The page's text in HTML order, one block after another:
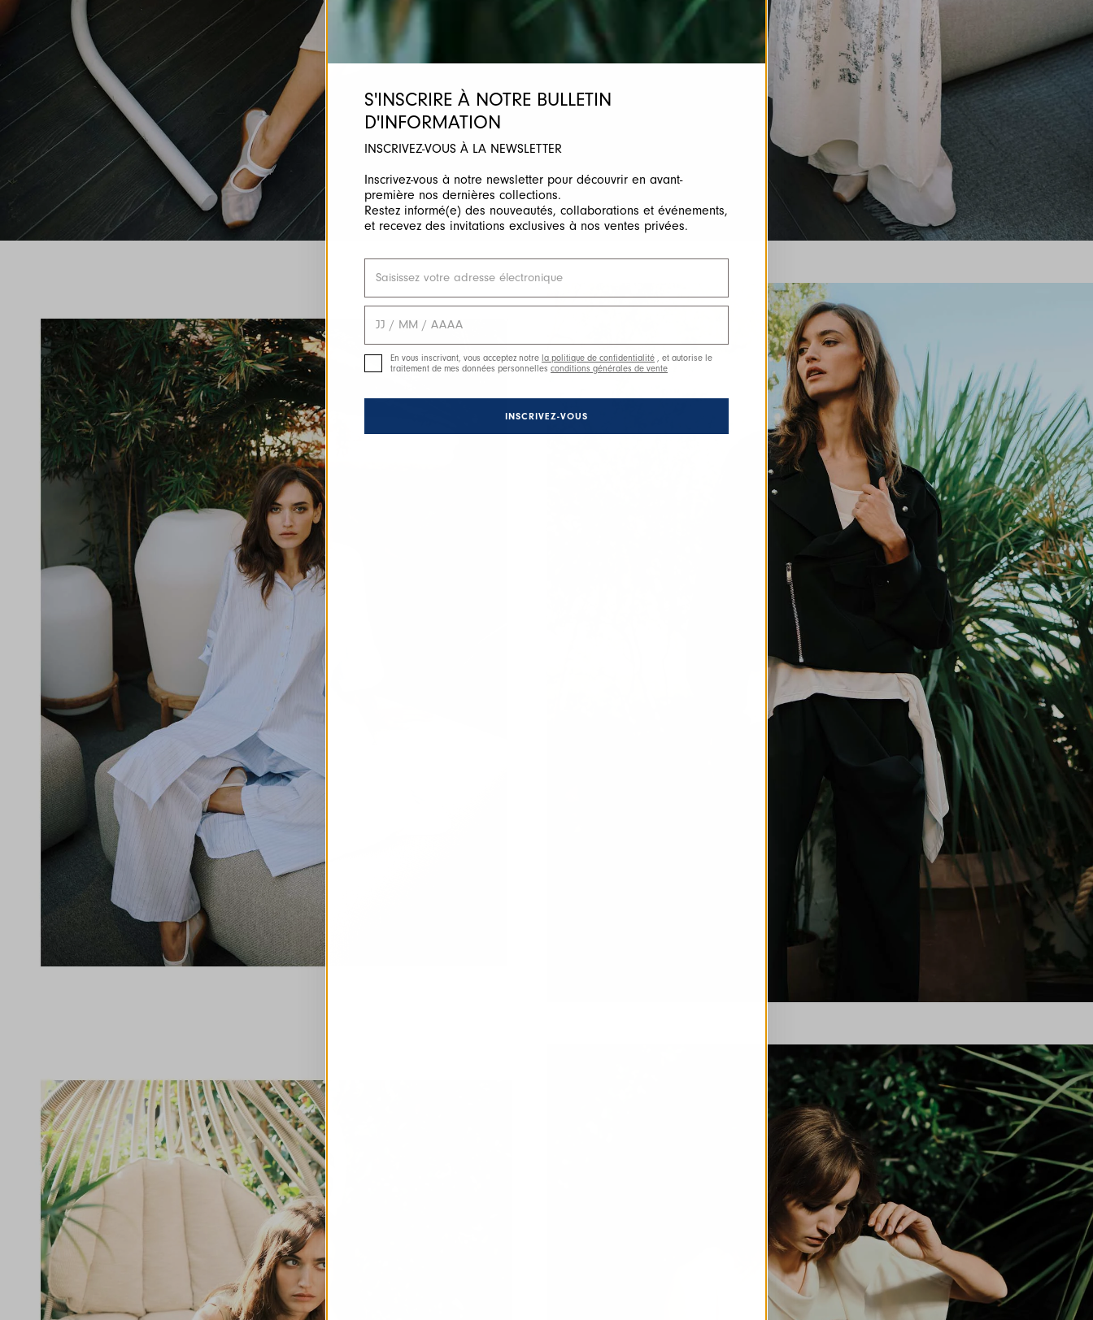
S'INSCRIRE À NOTRE BULLETIN
D'INFORMATION
INSCRIVEZ-VOUS À LA NEWSLETTER
Inscrivez-vous à notre newsletter pour découvrir en avant-
première nos dernières collections.
Restez informé(e) des nouveautés, collaborations et événements,
et recevez des invitations exclusives à nos ventes privées.
En vous inscrivant, vous acceptez notre la politique de confidentialité , et autorise le
traitement de mes données personnelles conditions générales de vente
INSCRIVEZ-VOUS